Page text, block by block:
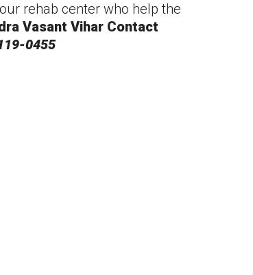
rehab center who help the
Vasant Vihar Contact
0455